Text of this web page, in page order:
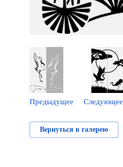
Предыдущее Следующее
Вернуться в галерею